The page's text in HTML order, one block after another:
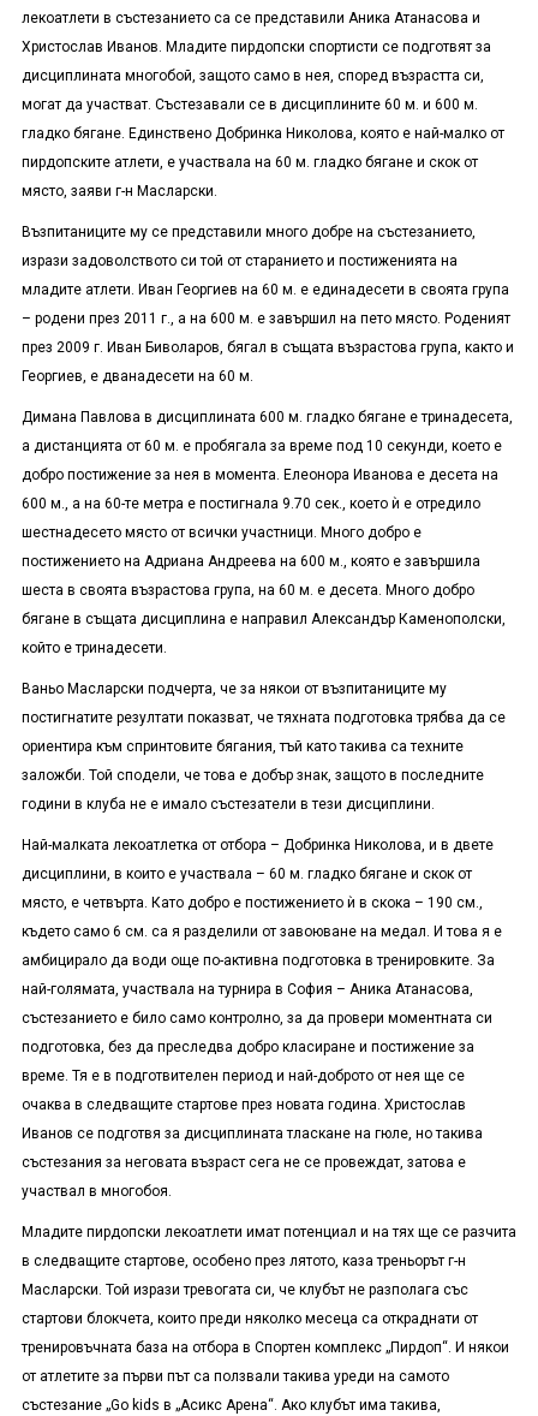
лекоатлети в състезанието са се представили Аника Атанасова и
Христослав Иванов. Младите пирдопски спортисти се подготвят за
дисциплината многобой, защото само в нея, според възрастта си,
могат да участват. Състезавали се в дисциплините 60 м. и 600 м.
гладко бягане. Единствено Добринка Николова, която е най-малко от
пирдопските атлети, е участвала на 60 м. гладко бягане и скок от
място, заяви г-н Масларски.
Възпитаниците му се представили много добре на състезанието,
изрази задоволството си той от старанието и постиженията на
младите атлети. Иван Георгиев на 60 м. е единадесети в своята група
– родени през 2011 г., а на 600 м. е завършил на пето място. Роденият
през 2009 г. Иван Биволаров, бягал в същата възрастова група, както и
Георгиев, е дванадесети на 60 м.
Димана Павлова в дисциплината 600 м. гладко бягане е тринадесета,
а дистанцията от 60 м. е пробягала за време под 10 секунди, което е
добро постижение за нея в момента. Елеонора Иванова е десета на
600 м., а на 60-те метра е постигнала 9.70 сек., което ѝ е отредило
шестнадесето място от всички участници. Много добро е
постижението на Адриана Андреева на 600 м., която е завършила
шеста в своята възрастова група, на 60 м. е десета. Много добро
бягане в същата дисциплина е направил Александър Каменополски,
който е тринадесети.
Ваньо Масларски подчерта, че за някои от възпитаниците му
постигнатите резултати показват, че тяхната подготовка трябва да се
ориентира към спринтовите бягания, тъй като такива са техните
заложби. Той сподели, че това е добър знак, защото в последните
години в клуба не е имало състезатели в тези дисциплини.
Най-малката лекоатлетка от отбора – Добринка Николова, и в двете
дисциплини, в които е участвала – 60 м. гладко бягане и скок от
място, е четвърта. Като добро е постижението ѝ в скока – 190 см.,
където само 6 см. са я разделили от завоюване на медал. И това я е
амбицирало да води още по-активна подготовка в тренировките. За
най-голямата, участвала на турнира в София – Аника Атанасова,
състезанието е било само контролно, за да провери моментната си
подготовка, без да преследва добро класиране и постижение за
време. Тя е в подготвителен период и най-доброто от нея ще се
очаква в следващите стартове през новата година. Христослав
Иванов се подготвя за дисциплината тласкане на гюле, но такива
състезания за неговата възраст сега не се провеждат, затова е
участвал в многобоя.
Младите пирдопски лекоатлети имат потенциал и на тях ще се разчита
в следващите стартове, особено през лятото, каза треньорът г-н
Масларски. Той изрази тревогата си, че клубът не разполага със
стартови блокчета, които преди няколко месеца са откраднати от
тренировъчната база на отбора в Спортен комплекс „Пирдоп“. И някои
от атлетите за първи път са ползвали такива уреди на самото
състезание „Go kids в „Асикс Арена“. Ако клубът има такива,